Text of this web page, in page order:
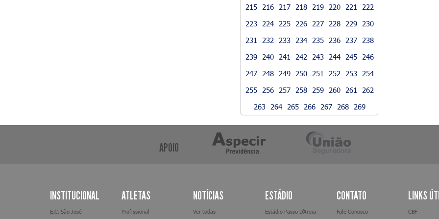
215 216 217 218 219 220 221
222
223
224 225 226 227 228 229
230
231
232 233 234 235 236 237
238
239
240 241 242 243 244 245
246
247
248 249 250 251 252 253
254
255
256 257 258 259 260 261
262
263
264 265 266 267 268 269
APOIO
INSTITUCIONAL
E.C. São José
ATLETAS
Profissional
NOTÍCIAS
Ver todas
ESTÁDIO
Estádio Passo D’Areia
CONTATO
Fale Conosco
LINKS
CBF